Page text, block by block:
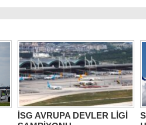
İSG AVRUPA DEVLER LİGİ